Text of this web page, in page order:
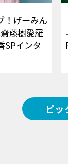
！げーみん
藤樹愛羅
SPインタ
ピ